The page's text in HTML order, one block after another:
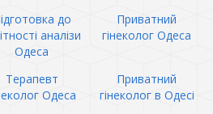
до
аналізи
Одеса
Приватний
гінеколог Одеса
Терапевт
Одеса
Приватний
гінеколог в Одесі